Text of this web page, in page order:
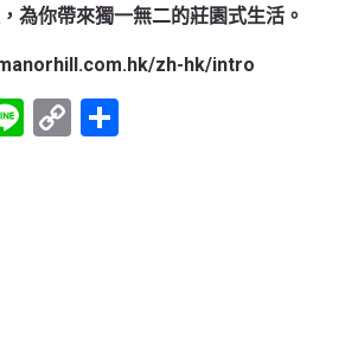
為你帶來獨一無二的莊園式生活。
zh-hk/intro
LineCopy